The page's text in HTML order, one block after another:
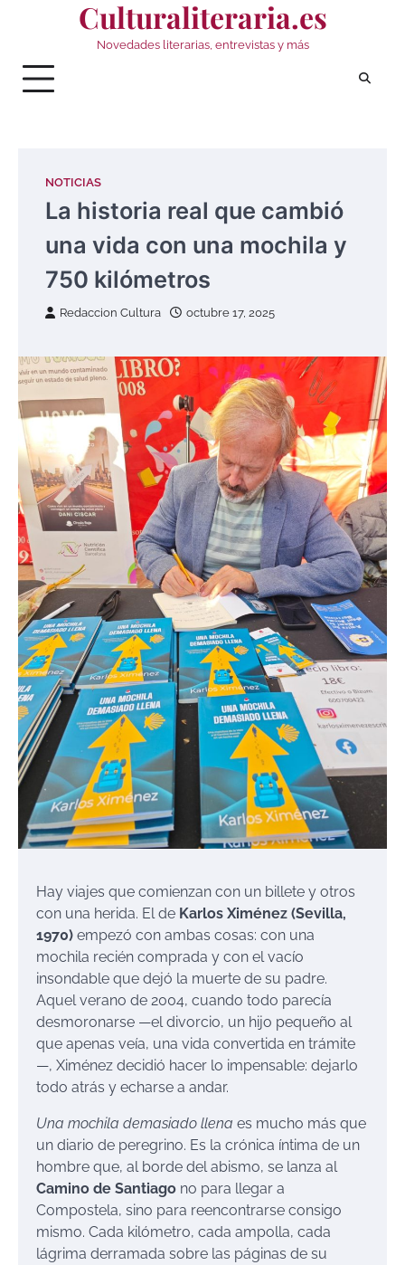
Culturaliteraria.es
Novedades literarias, entrevistas y más
NOTICIAS
La historia real que cambió
una vida con una mochila y
750 kilómetros
Redaccion Cultura octubre 17, 2025
Hay viajes que comienzan con un billete y otros
con una herida. El de Karlos Ximénez (Sevilla,
1970) empezó con ambas cosas: con una
mochila recién comprada y con el vacío
insondable que dejó la muerte de su padre.
Aquel verano de 2004, cuando todo parecía
desmoronarse —el divorcio, un hijo pequeño al
que apenas veía, una vida convertida en trámite
—, Ximénez decidió hacer lo impensable: dejarlo
todo atrás y echarse a andar.
Una mochila demasiado llena es mucho más que
un diario de peregrino. Es la crónica íntima de un
hombre que, al borde del abismo, se lanza al
Camino de Santiago no para llegar a
Compostela, sino para reencontrarse consigo
mismo. Cada kilómetro, cada ampolla, cada
lágrima derramada sobre las páginas de su